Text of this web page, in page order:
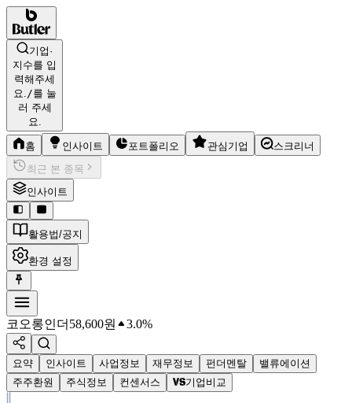
기업·
지수를 입
력해주세
요./를 눌
러 주세
요.
홈 인사이트 포트폴리오 관심기업
스크리너
최근 본 종목
인사이트
활용법/공지
환경 설정
코오롱인더 58,600원 3.0%
요약 인사이트 사업정보 재무정보 펀더멘탈
밸류에이션
주주환원
주식정보 컨센서스 기업비교